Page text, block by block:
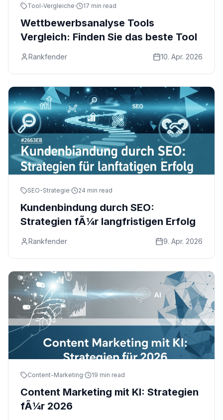
Tool-Vergleiche· 17 min read
Wettbewerbsanalyse Tools
Vergleich: Finden Sie das beste Tool
Rankfender 10. Apr. 2026
SEO-Strategie· 24 min read
Kundenbindung durch SEO:
Strategien fÃ¼r langfristigen Erfolg
Rankfender 9. Apr. 2026
Content-Marketing· 19 min read
Content Marketing mit KI: Strategien
fÃ¼r 2026